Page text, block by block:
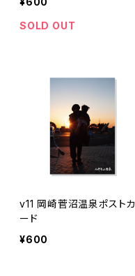
SOLD OUT
v11 岡崎菅沼温泉ポストカ
ード
¥600